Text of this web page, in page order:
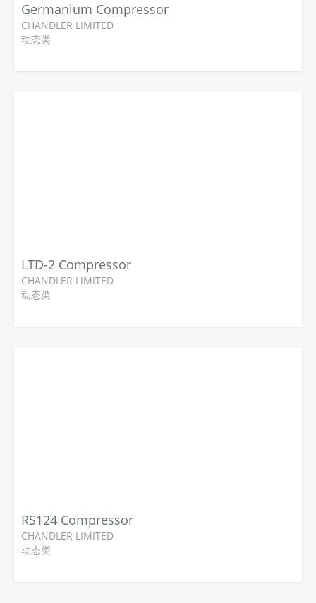
Germanium Compressor
CHANDLER LIMITED
动态类
LTD-2 Compressor
CHANDLER LIMITED
动态类
RS124 Compressor
CHANDLER LIMITED
动态类